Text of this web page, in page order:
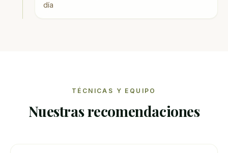
día
TÉCNICAS Y EQUIPO
Nuestras recomendaciones